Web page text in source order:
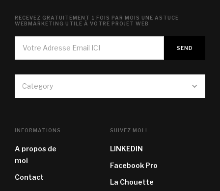
Category
RECEVEZ GRATUITEMENT 1 FOIS PAR MOIS UNE ASTUCE
WEBMARKETING UTILE À VOTRE PROJET WEB
INFORMATIONS
A propos de
moi
Contact
SUIVEZ MOI !
LINKEDIN
Facebook Pro
La Chouette